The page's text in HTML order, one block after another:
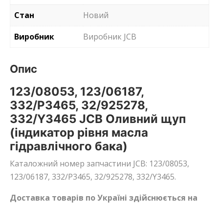
Стан
Новий
Виробник
Виробник JCB
Опис
123/08053, 123/06187,
332/P3465, 32/925278,
332/Y3465 JCB Оливний щуп
(індикатор рівня масла
гідравлічного бака)
Каталожний номер запчастини JCB: 123/08053,
123/06187, 332/P3465, 32/925278, 332/Y3465.
Доставка товарів по Україні здійснюється на